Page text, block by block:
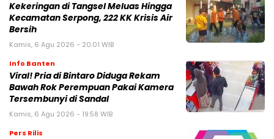
Kekeringan di Tangsel Meluas Hingga
Kecamatan Serpong, 222 KK Krisis Air
Bersih
Kamis, 6 Agu 2026 - 20:01 WIB
Info Banten
Viral! Pria di Bintaro Diduga Rekam
Bawah Rok Perempuan Pakai Kamera
Tersembunyi di Sandal
Kamis, 6 Agu 2026 - 19:58 WIB
Pers Rilis